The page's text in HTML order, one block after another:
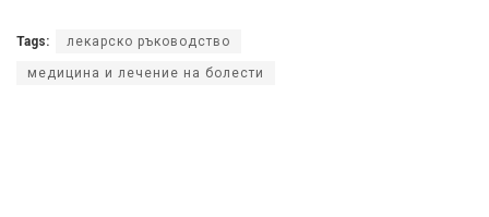
Tags: лекарско ръководство
медицина и лечение на болести